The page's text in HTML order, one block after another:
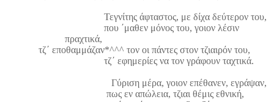
Τεγνίτης άφταστος, με δίχα δεύτερον του,
που ΄μαθεν μόνος του, γοιον λέσιν
πραχτικά,
τζ΄ εποθαμμάζαν*^^^ τον οι πάντες στον τζιαιρόν του,
τζ΄ εφημερίες να τον γράφουν ταχτικά.
Γύριση μέρα, γοιον επέθανεν, εγράψαν,
πως εν απώλεια, τζιαι θέμις εθνική,